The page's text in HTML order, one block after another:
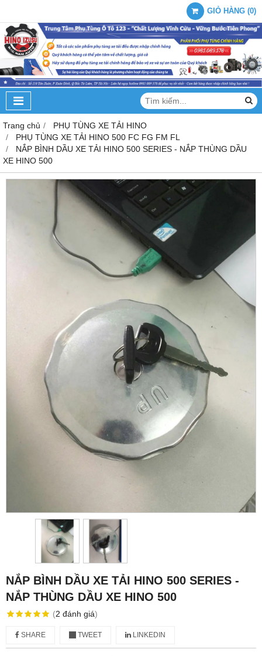
GIỎ HÀNG (0)
Trang chủ
PHỤ TÙNG XE TẢI HINO
PHỤ TÙNG XE TẢI HINO 500 FC FG FM FL
NẮP BÌNH DẦU XE TẢI HINO 500 SERIES - NẮP THÙNG DẦU
XE HINO 500
NẮP BÌNH DẦU XE TẢI HINO 500 SERIES -
NẮP THÙNG DẦU XE HINO 500
(2 đánh giá)
SHARE TWEET LINKEDIN